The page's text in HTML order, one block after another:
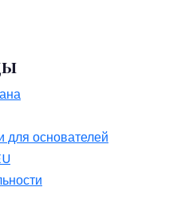
основателей